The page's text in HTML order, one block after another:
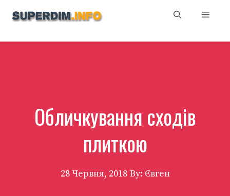
Обличкування сходів
плиткою
28 Червня, 2018 By: Євген